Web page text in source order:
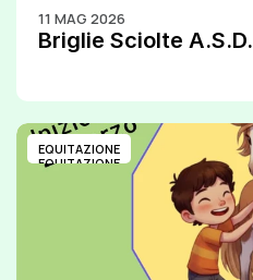
11 MAG 2026
Briglie Sciolte A.S.D.
EQUITAZIONE
EQUITAZIONE